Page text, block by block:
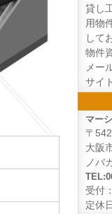
貸し
用物
して
物件
メー
サイ
マー
〒
大阪
ノバ
受付
定休